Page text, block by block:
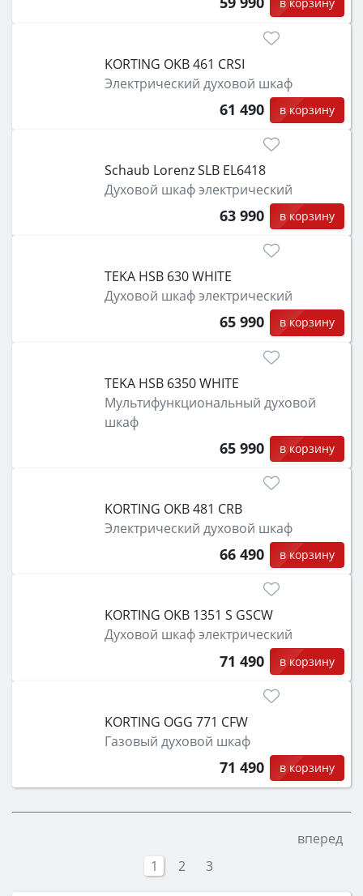
в корзину
KORTING OKB 461 CRSI
Электрический духовой шкаф
61 490 в корзину
Schaub Lorenz SLB EL6418
Духовой шкаф электрический
63 990 в корзину
TEKA HSB 630 WHITE
Духовой шкаф электрический
65 990 в корзину
TEKA HSB 6350 WHITE
Мультифункциональный духовой
шкаф
65 990 в корзину
KORTING OKB 481 CRB
Электрический духовой шкаф
66 490 в корзину
KORTING OKB 1351 S GSCW
Духовой шкаф электрический
71 490 в корзину
KORTING OGG 771 CFW
Газовый духовой шкаф
71 490 в корзину
вперед
1
2 3